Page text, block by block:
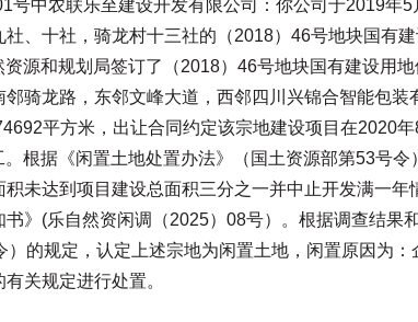
中农联乐至建设开发有限公司：你公司于2019年5
、十社，骑龙村十三社的（2018）46号地块国有
源和规划局签订了（2018）46号地块国有建设用地
邻骑龙路，东邻文峰大道，西邻四川兴锦合智能包装
平方米，出让合同约定该宗地建设项目在2020
根据《闲置土地处置办法》（国土资源部第53号令
积未达到项目建设总面积三分之一并中止开发满一年
》(乐自然资闲调（2025）08号）。根据调查结果
）的规定，认定上述宗地为闲置土地，闲置原因为：
关规定进行处置。